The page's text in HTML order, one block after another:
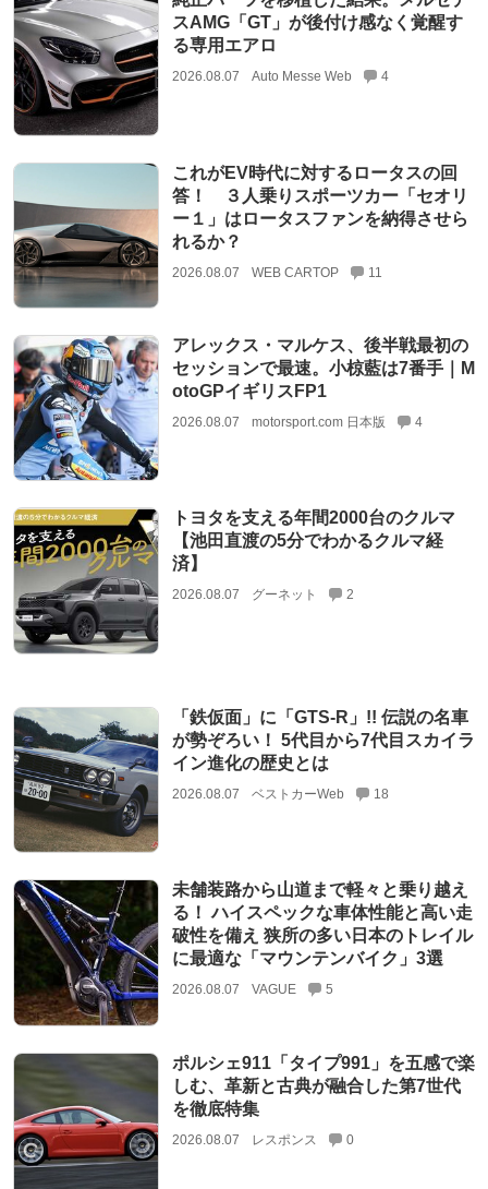
スAMG「GT」が後付け感なく覚醒す
る専用エアロ
2026.08.07 Auto Messe Web 4
これがEV時代に対するロータスの回
答！ ３人乗りスポーツカー「セオリ
ー１」はロータスファンを納得させら
れるか？
2026.08.07 WEB CARTOP 11
アレックス・マルケス、後半戦最初の
セッションで最速。小椋藍は7番手｜M
otoGPイギリスFP1
2026.08.07 motorsport.com 日本版 4
トヨタを支える年間2000台のクルマ
【池田直渡の5分でわかるクルマ経
済】
2026.08.07 グーネット 2
「鉄仮面」に「GTS-R」!! 伝説の名車
が勢ぞろい！ 5代目から7代目スカイラ
イン進化の歴史とは
2026.08.07 ベストカーWeb 18
未舗装路から山道まで軽々と乗り越え
る！ ハイスペックな車体性能と高い走
破性を備え 狭所の多い日本のトレイル
に最適な「マウンテンバイク」3選
2026.08.07 VAGUE 5
ポルシェ911「タイプ991」を五感で楽
しむ、革新と古典が融合した第7世代
を徹底特集
2026.08.07 レスポンス 0